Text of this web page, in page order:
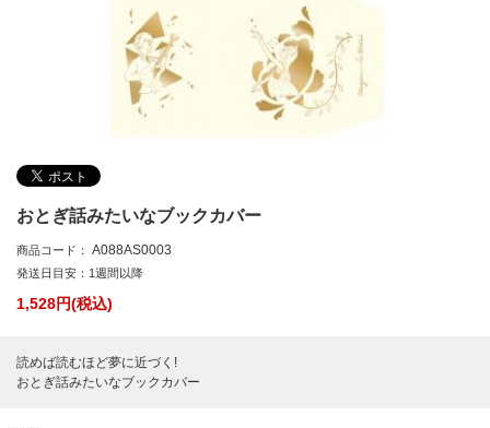
おとぎ話みたいなブックカバー
商品コード： A088AS0003
発送日目安：1週間以降
1,528円(税込)
読めば読むほど夢に近づく!
おとぎ話みたいなブックカバー